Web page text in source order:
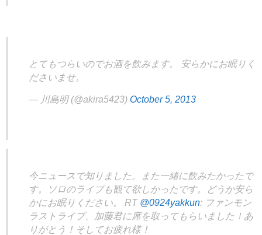
とてもつらいのでお酒を飲みます。 安らかにお眠りく
ださいませ。
— 川島明 (@akira5423) October 5, 2013
今ニュースで知りました。また一緒に飲みたかったで
す。ソロのライブも観て欲しかったです。どうか安ら
かにお眠りください。 RT @0924yakkun: ファンモン
ラストライブ、加藤君に席を取ってもらいました！あ
りがとう！そしてお疲れ様！